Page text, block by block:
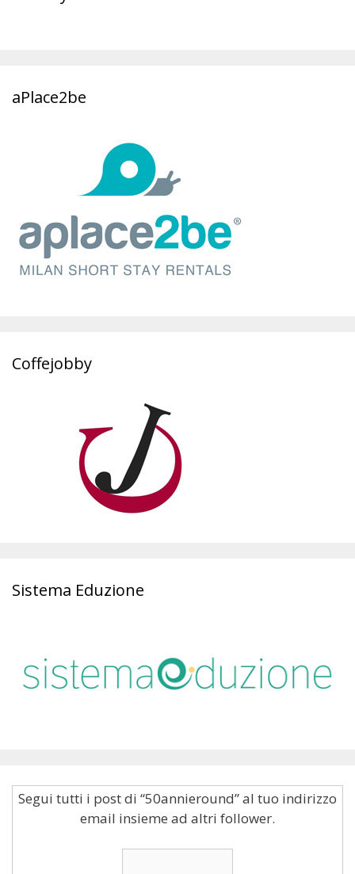
aPlace2be
Coffejobby
Sistema Eduzione
Segui tutti i post di “50annieround” al tuo indirizzo
email insieme ad altri follower.